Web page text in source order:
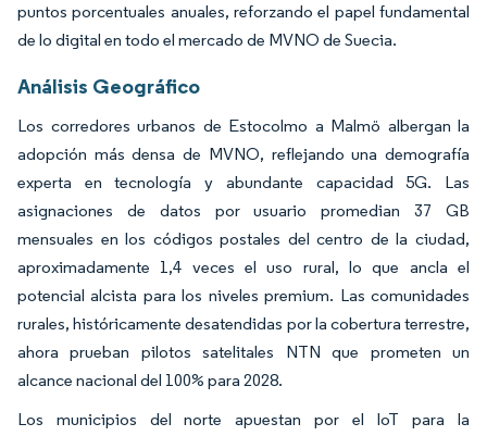
puntos porcentuales anuales, reforzando el papel fundamental
de lo digital en todo el mercado de MVNO de Suecia.
Análisis Geográfico
Los corredores urbanos de Estocolmo a Malmö albergan la
adopción más densa de MVNO, reflejando una demografía
experta en tecnología y abundante capacidad 5G. Las
asignaciones de datos por usuario promedian 37 GB
mensuales en los códigos postales del centro de la ciudad,
aproximadamente 1,4 veces el uso rural, lo que ancla el
potencial alcista para los niveles premium. Las comunidades
rurales, históricamente desatendidas por la cobertura terrestre,
ahora prueban pilotos satelitales NTN que prometen un
alcance nacional del 100% para 2028.
Los municipios del norte apuestan por el IoT para la